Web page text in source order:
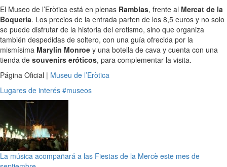
El Museo de l’Eròtica está en plenas Ramblas, frente al Mercat de la
Boquería. Los precios de la entrada parten de los 8,5 euros y no solo
se puede disfrutar de la historia del erotismo, sino que organiza
también despedidas de soltero, con una guía ofrecida por la
mismísima Marylin Monroe y una botella de cava y cuenta con una
tienda de souvenirs eróticos, para complementar la visita.
Página Oficial | Museu de l’Eròtica
Lugares de interés #museos
La música acompañará a las Fiestas de la Mercè este mes de